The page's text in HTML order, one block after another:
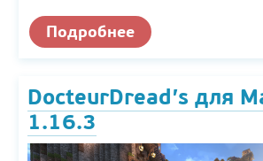
Подробнее
DocteurDread’s для
1.16.3